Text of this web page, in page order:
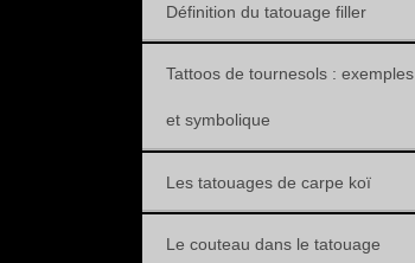
Définition du tatouage filler
Tattoos de tournesols : exemples
et symbolique
Les tatouages de carpe koï
Le couteau dans le tatouage